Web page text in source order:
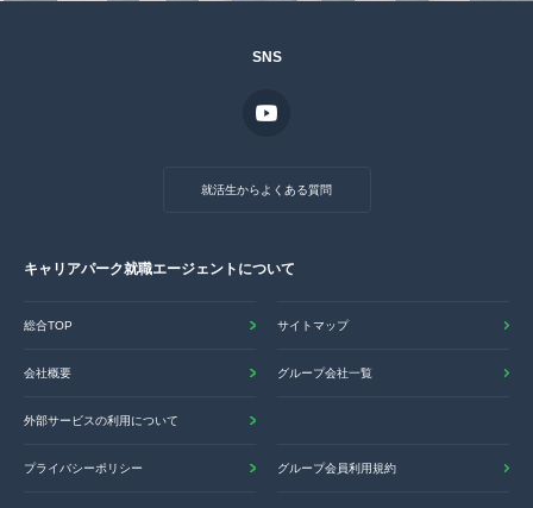
SNS
就活生からよくある質問
キャリアパーク就職エージェントについて
総合TOP サイトマップ
会社概要 グループ会社一覧
外部サービスの利用について
プライバシーポリシー グループ会員利用規約